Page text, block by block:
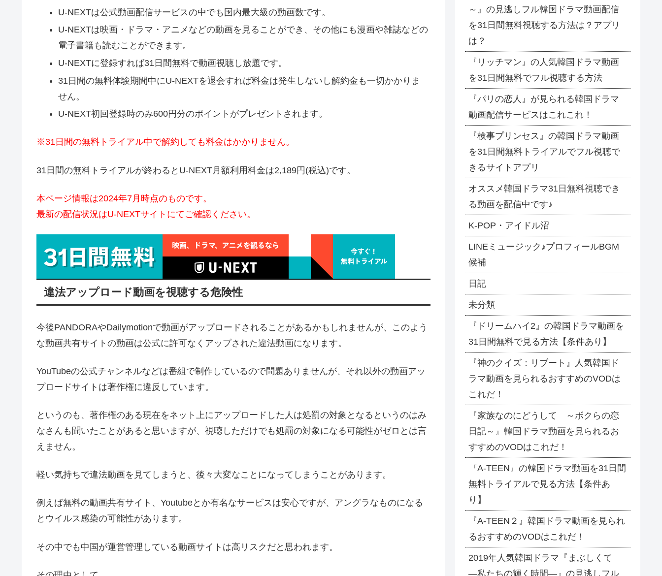
U-NEXTは公式動画配信サービスの中でも国内最大級の動画数です。
U-NEXTは映画・ドラマ・アニメなどの動画を見ることができ、その他にも漫画や雑誌などの
電子書籍も読むことができます。
U-NEXTに登録すれば31日間無料で動画視聴し放題です。
31日間の無料体験期間中にU-NEXTを退会すれば料金は発生しないし解約金も一切かかりま
せん。
U-NEXT初回登録時のみ600円分のポイントがプレゼントされます。
※31日間の無料トライアル中で解約しても料金はかかりません。
31日間の無料トライアルが終わるとU-NEXT月額利用料金は2,189円(税込)です。
本ページ情報は2024年7月時点のものです。
最新の配信状況はU-NEXTサイトにてご確認ください。
違法アップロード動画を視聴する危険性
今後PANDORAやDailymotionで動画がアップロードされることがあるかもしれませんが、このよう
な動画共有サイトの動画は公式に許可なくアップされた違法動画になります。
YouTubeの公式チャンネルなどは番組で制作しているので問題ありませんが、それ以外の動画アッ
プロードサイトは著作権に違反しています。
というのも、著作権のある現在をネット上にアップロードした人は処罰の対象となるというのはみ
なさんも聞いたことがあると思いますが、視聴しただけでも処罰の対象になる可能性がゼロとは言
えません。
軽い気持ちで違法動画を見てしまうと、後々大変なことになってしまうことがあります。
例えば無料の動画共有サイト、Youtubeとか有名なサービスは安心ですが、アングラなものになる
とウイルス感染の可能性があります。
その中でも中国が運営管理している動画サイトは高リスクだと思われます。
～』の見逃しフル韓国ドラマ動画配信
を31日間無料視聴する方法は？アプリ
は？
『リッチマン』の人気韓国ドラマ動画
を31日間無料でフル視聴する方法
『パリの恋人』が見られる韓国ドラマ
動画配信サービスはこれこれ！
『検事プリンセス』の韓国ドラマ動画
を31日間無料トライアルでフル視聴で
きるサイトアプリ
オススメ韓国ドラマ31日無料視聴でき
る動画を配信中です♪
​K-POP・アイドル沼
LINEミュージック♪プロフィールBGM
候補
日記
未分類
『ドリームハイ2』の韓国ドラマ動画を
31日間無料で見る方法【条件あり】
『神のクイズ：リブート』人気韓国ド
ラマ動画を見られるおすすめのVODは
これだ！
『家族なのにどうして ～ボクらの恋
日記～』韓国ドラマ動画を見られるお
すすめのVODはこれだ！
『A-TEEN』の韓国ドラマ動画を31日間
無料トライアルで見る方法【条件あ
り】
『A-TEEN２』韓国ドラマ動画を見られ
るおすすめのVODはこれだ！
2019年人気韓国ドラマ『まぶしくて
―私たちの輝く時間―』の見逃しフル